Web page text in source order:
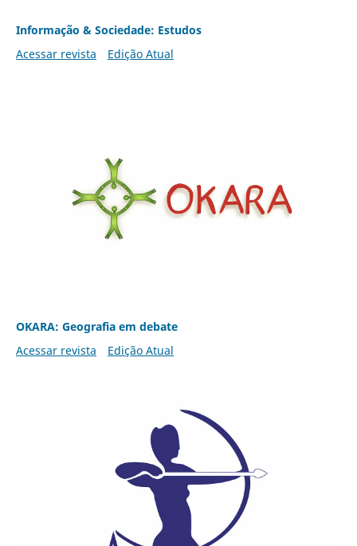
Informação & Sociedade: Estudos
Acessar revista
Edição Atual
OKARA: Geografia em debate
Acessar revista
Edição Atual